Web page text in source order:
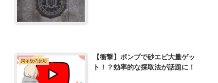
掲示板の反応
【衝撃】ポンプで砂エビ大量ゲッ
ト！？効率的な採取法が話題に！